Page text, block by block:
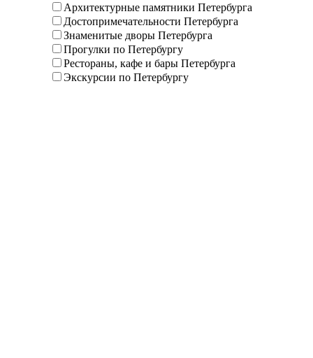
Архитектурные памятники Петербурга
Достопримечательности Петербурга
Знаменитые дворы Петербурга
Прогулки по Петербургу
Рестораны, кафе и бары Петербурга
Экскурсии по Петербургу